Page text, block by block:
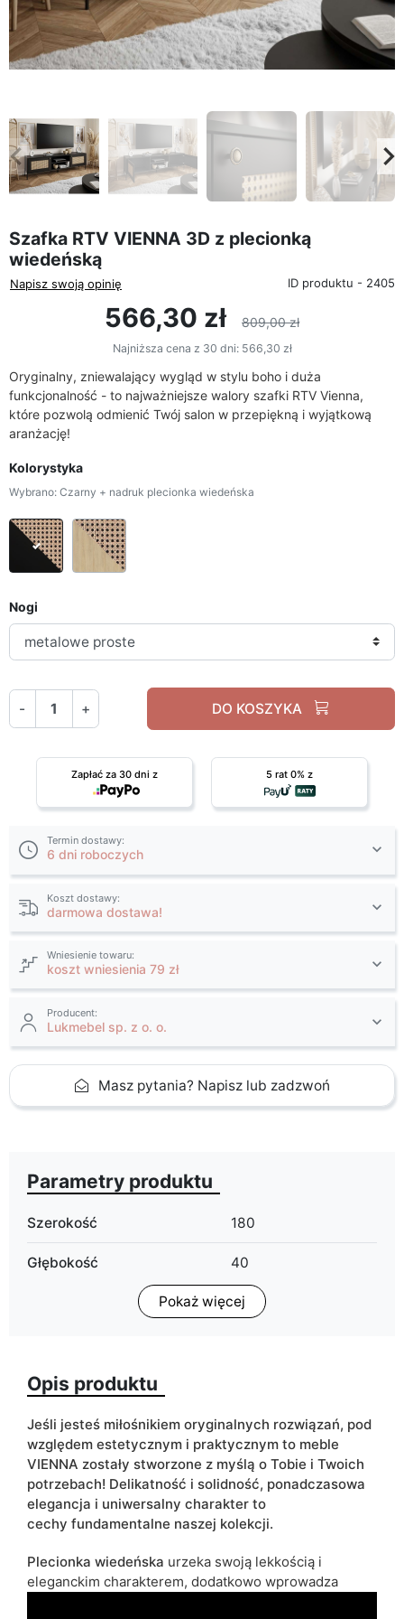
Poprzedni
Szafka RTV VIENNA 3D z plecionką
wiedeńską
Napisz swoją opinię ID produktu - 2405
566,30 zł 809,00 zł
Najniższa cena z 30 dni: 566,30 zł
Oryginalny, zniewalający wygląd w stylu boho i duża
funkcjonalność - to najważniejsze walory szafki RTV Vienna,
które pozwolą odmienić Twój salon w przepiękną i wyjątkową
aranżację!
Kolorystyka
Wybrano: Czarny + nadruk plecionka wiedeńska
Czarny + nadruk plecionka wiedeńska
Nogi
- + DO KOSZYKA
Zapłać za 30 dni z 5 rat 0% z
Termin dostawy:
6 dni roboczych
Koszt dostawy:
darmowa dostawa!
Wniesienie towaru:
koszt wniesienia 79 zł
Producent:
Lukmebel sp. z o. o.
Masz pytania? Napisz lub zadzwoń
Parametry produktu
Szerokość 180
Głębokość 40
mat
Szuflady nie
Typ szafki stojąca
ean13 5904870890851
Termin dostawy: 6 dni roboczych
Ze względu na proces produkcyjny i właściwości materiałów,
Pokaż więcej
Opis produktu
Jeśli jesteś miłośnikiem oryginalnych rozwiązań, pod
względem estetycznym i praktycznym to meble
VIENNA zostały stworzone z myślą o Tobie i Twoich
potrzebach! Delikatność i solidność, ponadczasowa
elegancja i uniwersalny charakter to
cechy fundamentalne naszej kolekcji.
Plecionka wiedeńska urzeka swoją lekkością i
eleganckim charakterem, dodatkowo wprowadza